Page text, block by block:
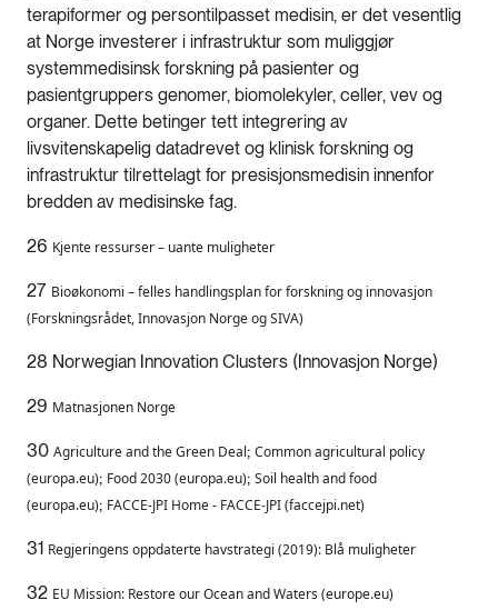
terapiformer og persontilpasset medisin, er det vesentlig
at Norge investerer i infrastruktur som muliggjør
systemmedisinsk forskning på pasienter og
pasientgruppers genomer, biomolekyler, celler, vev og
organer. Dette betinger tett integrering av
livsvitenskapelig datadrevet og klinisk forskning og
infrastruktur tilrettelagt for presisjonsmedisin innenfor
bredden av medisinske fag.
26 Kjente ressurser – uante muligheter
27 Bioøkonomi – felles handlingsplan for forskning og innovasjon
(Forskningsrådet, Innovasjon Norge og SIVA)
28 Norwegian Innovation Clusters (Innovasjon Norge)
29 Matnasjonen Norge
30 Agriculture and the Green Deal; Common agricultural policy
(europa.eu); Food 2030 (europa.eu); Soil health and food
(europa.eu); FACCE-JPI Home - FACCE-JPI (faccejpi.net)
31 Regjeringens oppdaterte havstrategi (2019): Blå muligheter
32 EU Mission: Restore our Ocean and Waters (europe.eu)